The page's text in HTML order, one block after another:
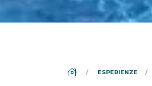
DS_BREADCRUMB.HOME
ESPERIENZE